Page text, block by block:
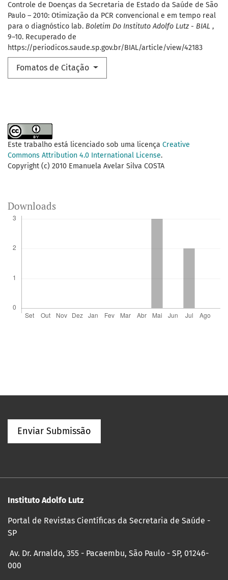
Controle de Doenças da Secretaria de Estado da Saúde de São
Paulo – 2010: Otimização da PCR convencional e em tempo real
para o diagnóstico lab. Boletim Do Instituto Adolfo Lutz - BIAL ,
9–10. Recuperado de
https://periodicos.saude.sp.gov.br/BIAL/article/view/42183
Fomatos de Citação
Este trabalho está licenciado sob uma licença Creative
Commons Attribution 4.0 International License.
Copyright (c) 2010 Emanuela Avelar Silva COSTA
Downloads
Enviar Submissão
Instituto Adolfo Lutz
Portal de Revistas Científicas da Secretaria de Saúde -
SP
Av. Dr. Arnaldo, 355 - Pacaembu, São Paulo - SP, 01246-
000